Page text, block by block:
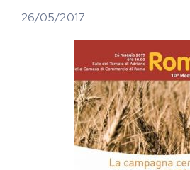
26/05/2017